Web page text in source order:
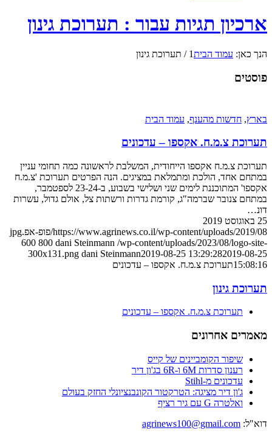
ארכיון תגיות עבור : תערוכת גינון
הנך כאן: עמוד הבית1
/ תערוכת גינון
פוסטים
בארץ, חדשות מהענף, עמוד הבית
תערוכת צ.מ.ח. אקספו – עדכונים
תערוכת צ.מ.ח אקספו הייחודית, המשלבת לראשונה כמה תחומי עניין
במתחם אחד, הולכת ומתמלאת במציגים. הנה הפרטים תערוכת 'צ.מ.ח
אקספו' המתוכננת לימים שני ושלישי בשבוע, ב-23-24 לספטמבר,
במתחם צנובר שברמה"ג, קורמת גדרות ורשתות צל, אולם גדול, עשרות
דונ…
25 באוגוסט 2019
https://www.agrinews.co.il/wp-content/uploads/2019/08/פופ-אפ.jpg
600 800 dani Steinmann /wp-content/uploads/2023/08/logo-site-
300x131.png dani Steinmann2019-08-25 13:29:282019-08-25
15:08:16תערוכת צ.מ.ח. אקספו – עדכונים
תערוכת גינון
תערוכת צ.מ.ח. אקספו – עדכונים
מאמרים אחרונים
שיפור הקומביינים של קייס
רענון סדרות 6M ו-6R בג'ון דיר
עדכונים מ-Stihl
ג'ון דיר מציגה: הטרקטור הקונבנציונלי החזק בעולם
ואלטרה G עם גיר רציף
דוא"ל: agrinews100@gmail.com